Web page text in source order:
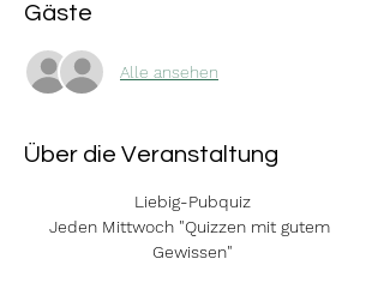
Gäste
Alle ansehen
Über die Veranstaltung
Liebig-Pubquiz
Jeden Mittwoch "Quizzen mit gutem
Gewissen"